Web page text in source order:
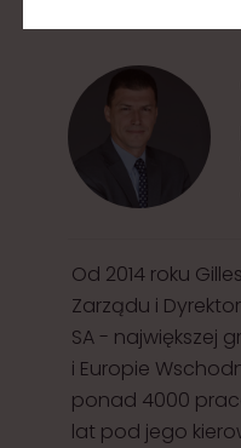
2
0
1
5
Od 2014 roku
Zarządu i
SA - największej
i Europie
ponad 4000
lat pod jego